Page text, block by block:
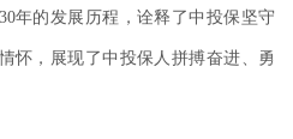
年的发展历程，诠释了中投保坚守
怀，展现了中投保人拼搏奋进、勇